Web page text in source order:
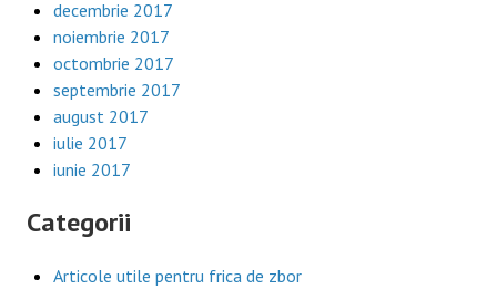
decembrie 2017
noiembrie 2017
octombrie 2017
septembrie 2017
august 2017
iulie 2017
iunie 2017
Categorii
Articole utile pentru frica de zbor